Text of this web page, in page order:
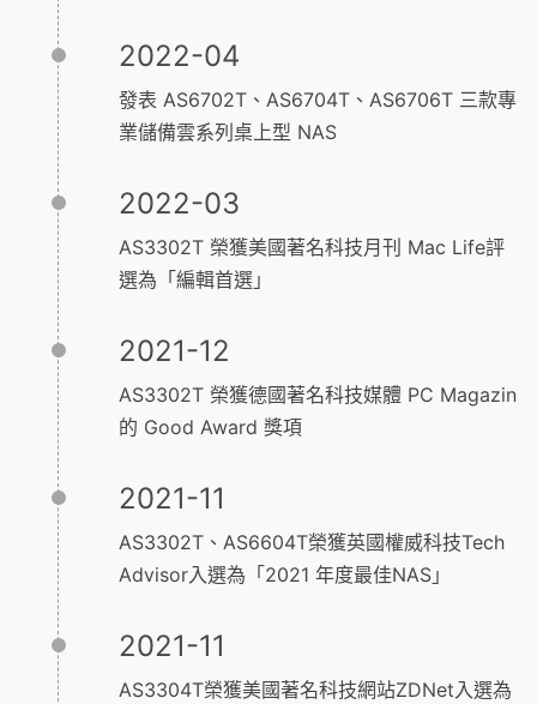
2022-04
發表 AS6702T、AS6704T、AS6706T 三款專
業儲備雲系列桌上型 NAS
2022-03
AS3302T 榮獲美國著名科技月刊 Mac Life評
選為「編輯首選」
2021-12
AS3302T 榮獲德國著名科技媒體 PC Magazin
的 Good Award 獎項
2021-11
AS3302T、AS6604T榮獲英國權威科技Tech
Advisor入選為「2021 年度最佳NAS」
2021-11
AS3304T榮獲美國著名科技網站ZDNet入選為